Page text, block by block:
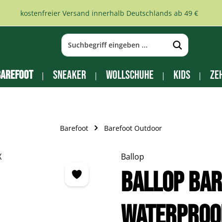
kostenfreier Versand innerhalb Deutschlands ab 49 €
Sneaker Wollschuhe Kids
Barefoot Barefoot Outdoor
Ballop
BALLOP